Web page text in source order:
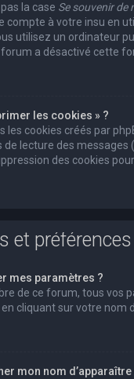
la case Se souvenir de
compte à votre insu en
utilisez un ordinateur
a désactivé cette
les cookies » ?
les cookies créés par
de lecture des
des cookies
et
mes paramètres ?
de ce forum, tous vos
en cliquant sur votre
mon nom